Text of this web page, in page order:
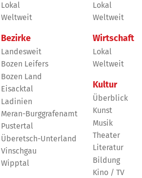
Lokal
Weltweit
Bezirke
Landesweit
Bozen Leifers
Bozen Land
Eisacktal
Ladinien
Meran-Burggrafenamt
Pustertal
Überetsch-Unterland
Vinschgau
Wipptal
Lokal
Weltweit
Wirtschaft
Lokal
Weltweit
Kultur
Überblick
Kunst
Musik
Theater
Literatur
Bildung
Kino / TV